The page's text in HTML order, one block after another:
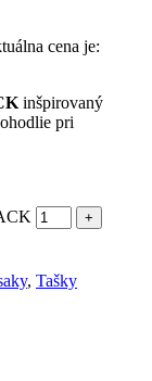
cena je:
inšpirovaný
pri
, Tašky